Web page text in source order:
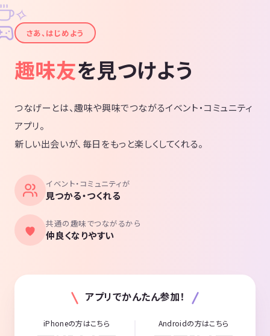
✦
✧
さあ、はじめよう
趣味友を見つけよう
つなげーとは、趣味や興味でつながるイベント・コミュニティ
アプリ。
新しい出会いが、毎日をもっと楽しくしてくれる。
イベント・コミュニティが
見つかる・つくれる
共通の趣味でつながるから
仲良くなりやすい
アプリでかんたん参加！
iPhoneの方はこちら Androidの方はこちら